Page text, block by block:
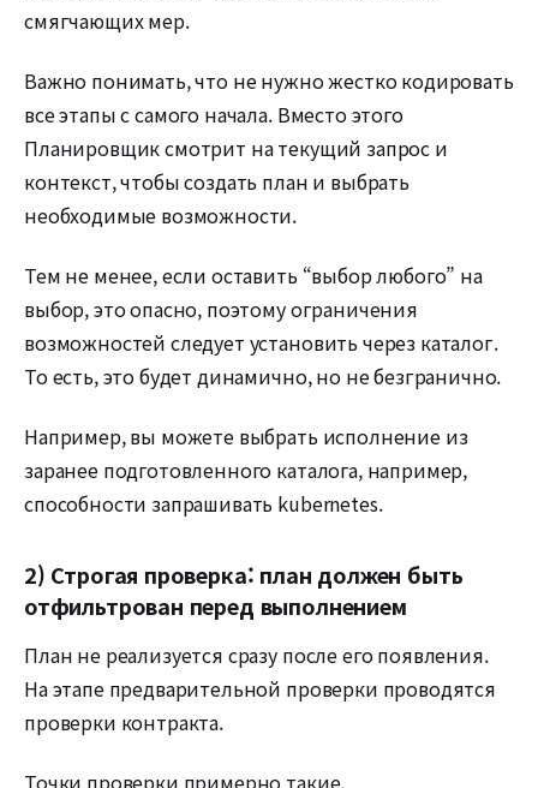
смягчающих мер.
Важно понимать, что не нужно жестко кодировать
все этапы с самого начала. Вместо этого
Планировщик смотрит на текущий запрос и
контекст, чтобы создать план и выбрать
необходимые возможности.
Тем не менее, если оставить “выбор любого” на
выбор, это опасно, поэтому ограничения
возможностей следует установить через каталог.
То есть, это будет динамично, но не безгранично.
Например, вы можете выбрать исполнение из
заранее подготовленного каталога, например,
способности запрашивать kubernetes.
2) Строгая проверка: план должен быть
отфильтрован перед выполнением
План не реализуется сразу после его появления.
На этапе предварительной проверки проводятся
проверки контракта.
Точки проверки примерно такие.